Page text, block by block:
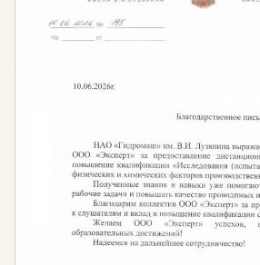
природоохранными и
сторонами деятельности
по экологической
специалистов в области
безопасности обусловлена
Нормативная база